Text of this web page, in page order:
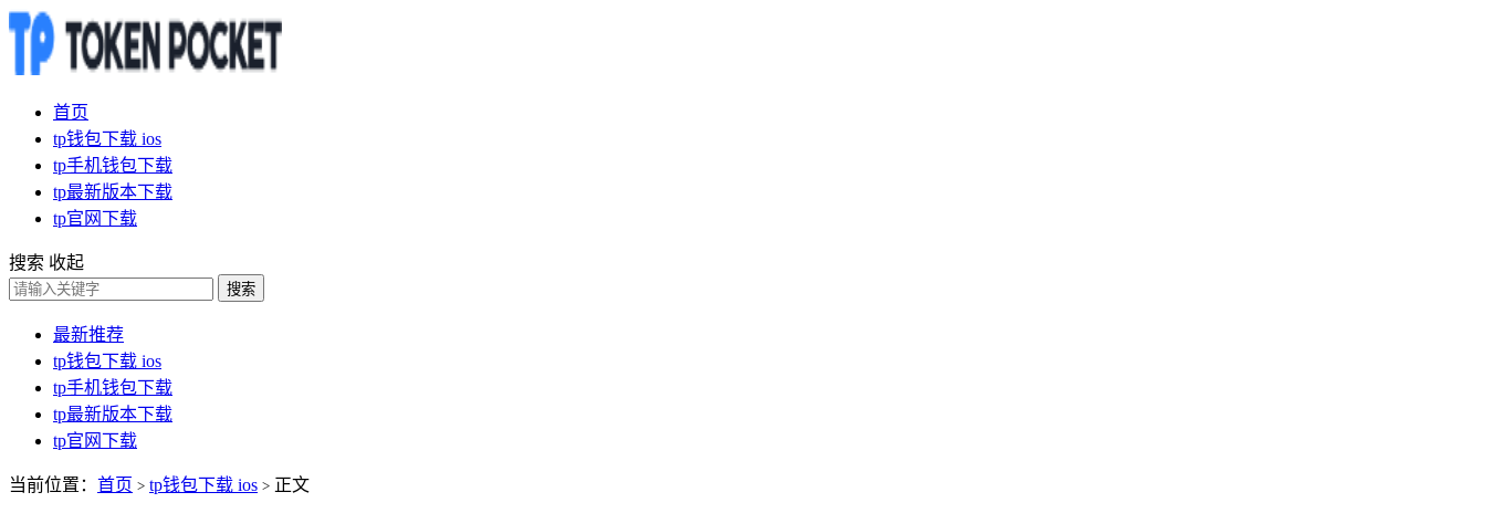
首页
tp钱包下载 ios
tp手机钱包下载
tp最新版本下载
tp官网下载
搜索 收起
搜索
最新推荐
tp钱包下载 ios
tp手机钱包下载
tp最新版本下载
tp官网下载
当前位置： 首页 > tp钱包下载 ios > 正文